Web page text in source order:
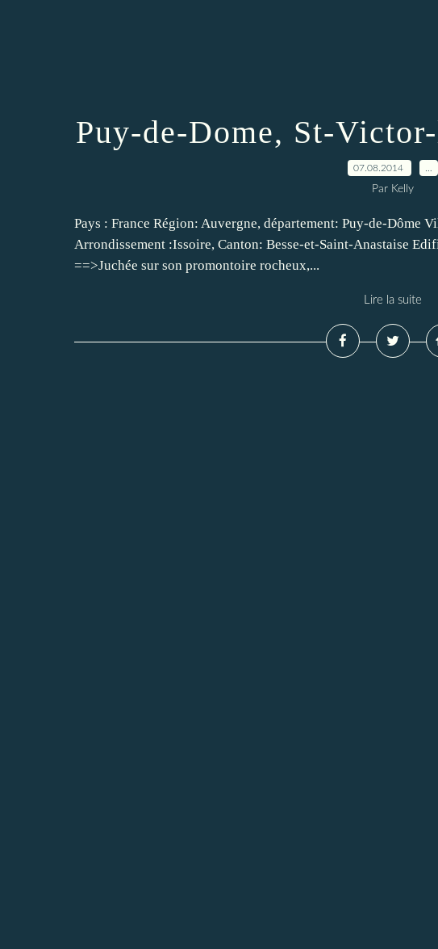
Puy-de-Dome, St-
07.08.2014
Par Kelly
Pays : France Région: Auvergne, département: Puy-de-Dôme
Arrondissement :Issoire, Canton: Besse-et-Saint-Anastaise
==>Juchée sur son promontoire rocheux,...
Lire la suite